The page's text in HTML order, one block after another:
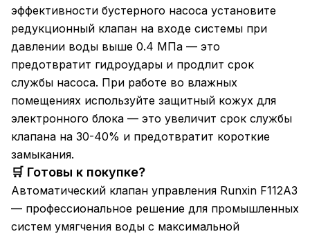
эффективности бустерного насоса установите
редукционный клапан на входе системы при
давлении воды выше 0.4 МПа — это
предотвратит гидроудары и продлит срок
службы насоса. При работе во влажных
помещениях используйте защитный кожух для
электронного блока — это увеличит срок службы
клапана на 30-40% и предотвратит короткие
замыкания.
🛒 Готовы к покупке?
Автоматический клапан управления Runxin F112A3
— профессиональное решение для промышленных
систем умягчения воды с максимальной